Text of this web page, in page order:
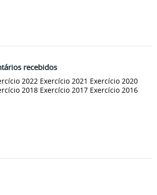
recebidos
2022 Exercício 2021 Exercício 2020
2018 Exercício 2017 Exercício 2016